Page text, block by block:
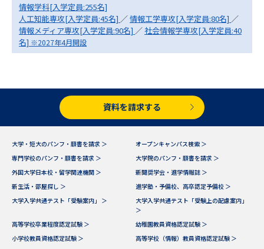
データサイエンス特集
デジタルパンフレット
SELFBRAND特集ページ
オープンキャンパスなどを調べる
オープンキャンパス検索 実施プログラムから探す
来場型・Web型イベント特集 夢ナビライブ
情報学科[入学定員:255名]
人工知能専攻[入学定員:45名] ／情報工学専攻[入学定員:80名] ／
情報メディア専攻[入学定員:90名] ／社会情報学専攻[入学定員:40
名] ※2027年4月開設
資料を請求する
大学・短大のパンフ・願書を請求 ＞
オープンキャンパス検索 ＞
専門学校のパンフ・願書を請求 ＞
大学院のパンフ・願書を請求 ＞
外国大学日本校・留学関連機関 ＞
新聞奨学会・進学情報誌 ＞
新生活・部屋探し ＞
進学塾・予備校、高卒認定予備校 ＞
大学入学共通テスト「受験案内」 ＞
大学入学共通テスト「受験上の配慮案内」
＞
高等学校卒業程度認定試験 ＞
幼稚園教員資格認定試験 ＞
小学校教員資格認定試験 ＞
高等学校（情報）教員資格認定試験 ＞